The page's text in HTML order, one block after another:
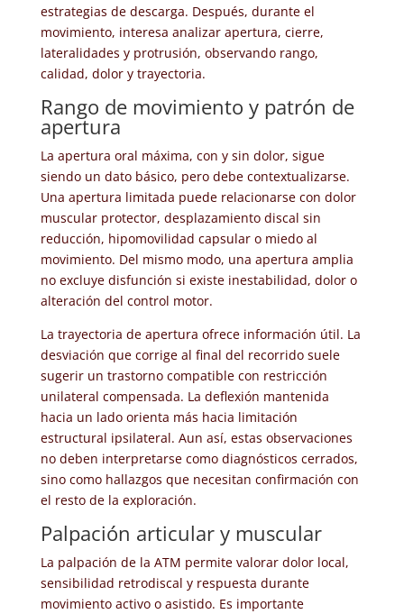
estrategias de descarga. Después, durante el
movimiento, interesa analizar apertura, cierre,
lateralidades y protrusión, observando rango,
calidad, dolor y trayectoria.
Rango de movimiento y patrón de
apertura
La apertura oral máxima, con y sin dolor, sigue
siendo un dato básico, pero debe contextualizarse.
Una apertura limitada puede relacionarse con dolor
muscular protector, desplazamiento discal sin
reducción, hipomovilidad capsular o miedo al
movimiento. Del mismo modo, una apertura amplia
no excluye disfunción si existe inestabilidad, dolor o
alteración del control motor.
La trayectoria de apertura ofrece información útil. La
desviación que corrige al final del recorrido suele
sugerir un trastorno compatible con restricción
unilateral compensada. La deflexión mantenida
hacia un lado orienta más hacia limitación
estructural ipsilateral. Aun así, estas observaciones
no deben interpretarse como diagnósticos cerrados,
sino como hallazgos que necesitan confirmación con
el resto de la exploración.
Palpación articular y muscular
La palpación de la ATM permite valorar dolor local,
sensibilidad retrodiscal y respuesta durante
movimiento activo o asistido. Es importante